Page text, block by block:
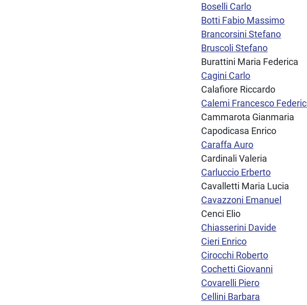
Boselli Carlo
Botti Fabio Massimo
Brancorsini Stefano
Bruscoli Stefano
Burattini Maria Federica
Cagini Carlo
Calafiore Riccardo
Calemi Francesco
Cammarota Gianmaria
Capodicasa Enrico
Caraffa Auro
Cardinali Valeria
Carluccio Erberto
Cavalletti Maria Lucia
Cavazzoni Emanuel
Cenci Elio
Chiasserini Davide
Cieri Enrico
Cirocchi Roberto
Cochetti Giovanni
Covarelli Piero
Cellini Barbara